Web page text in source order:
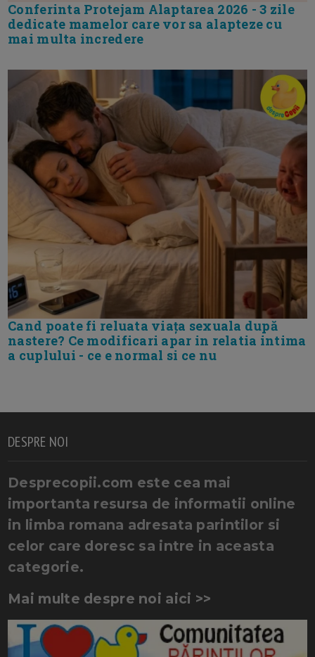
Conferinta Protejam Alaptarea 2026 - 3 zile
dedicate mamelor care vor sa alapteze cu
mai multa incredere
Cand poate fi reluata viața sexuala după
nastere? Ce modificari apar in relatia intima
a cuplului - ce e normal si ce nu
DESPRE NOI
Desprecopii.com este cea mai
importanta resursa de informatii online
in limba romana adresata parintilor si
celor care doresc sa intre in aceasta
categorie.
Mai multe despre noi aici >>